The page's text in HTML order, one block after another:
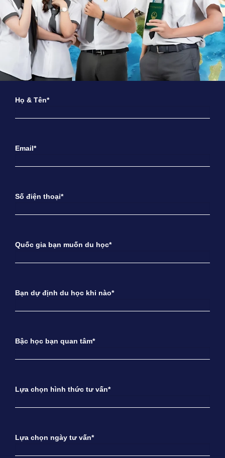
Họ & Tên*
Email*
Số điện thoại*
Quốc gia bạn muốn du học*
Bạn dự định du học khi nào*
Bậc học bạn quan tâm*
Lựa chọn hình thức tư vấn*
Lựa chọn ngày tư vấn*